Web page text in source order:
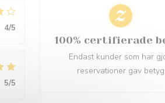
: 4/5
: 5/5
100% certifierade
Endast kunder som har
reservationer gav betyg